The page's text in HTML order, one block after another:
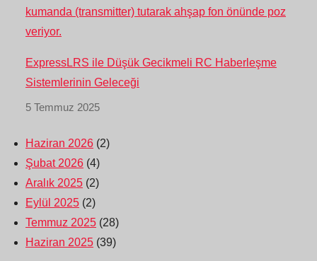
ExpressLRS ile Düşük Gecikmeli RC Haberleşme
Sistemlerinin Geleceği
5 Temmuz 2025
Haziran 2026 (2)
Şubat 2026 (4)
Aralık 2025 (2)
Eylül 2025 (2)
Temmuz 2025 (28)
Haziran 2025 (39)